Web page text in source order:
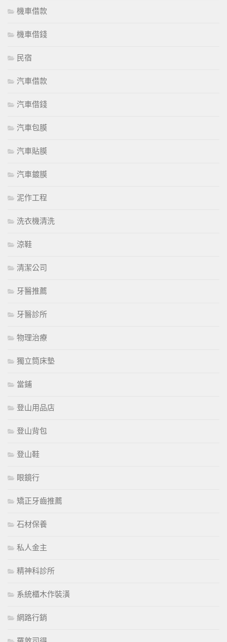
機車借款
機車借錢
民宿
汽車借款
汽車借錢
汽車包膜
汽車貼膜
汽車鍍膜
泥作工程
洗衣機清洗
涼鞋
清潔公司
牙醫推薦
牙醫診所
物理治療
獨立筒床墊
當鋪
登山用品店
登山背包
登山鞋
眼鏡行
矯正牙齒推薦
石材保養
私人金主
精神科診所
系統櫃木作裝潢
網路行銷